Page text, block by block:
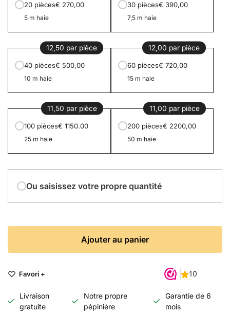
20 pièces€ 270,00
5 m haie
30 pièces€ 390,00
7,5 m haie
12,50 par pièce
40 pièces€ 500,00
10 m haie
12,00 par pièce
60 pièces€ 720,00
15 m haie
11,50 par pièce
100 pièces€ 1150.00
25 m haie
11,00 par pièce
200 pièces€ 2200,00
50 m haie
Ou saisissez votre propre quantité
Ajouter au panier
Favori +
Livraison
gratuite
Notre propre
pépinière
Garantie de 6
mois